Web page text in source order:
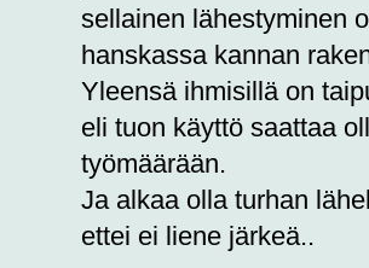
sellainen lähestyminen
hanskassa kannan
Yleensä ihmisillä on
eli tuon käyttö saattaa
työmäärään.
Ja alkaa olla turhan
ettei ei liene järkeä..